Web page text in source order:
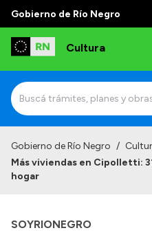
Gobierno de Río Negro
Cultura
Institucional
Autoridades
Gobierno de Río Negro /
Más viviendas en Cipolletti:
hogar
SOYRIONEGRO